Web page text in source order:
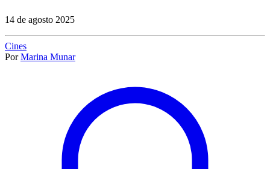
14 de agosto 2025
Cines
Por Marina Munar